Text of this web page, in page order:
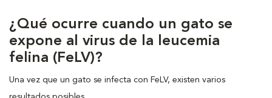
¿Qué ocurre cuando un gato se
expone al virus de la leucemia
felina (FeLV)?
Una vez que un gato se infecta con FeLV, existen varios